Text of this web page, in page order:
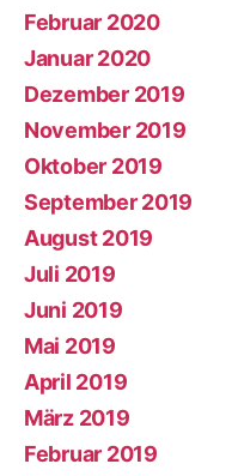
Februar 2020
Januar 2020
Dezember 2019
November 2019
Oktober 2019
September 2019
August 2019
Juli 2019
Juni 2019
Mai 2019
April 2019
März 2019
Februar 2019